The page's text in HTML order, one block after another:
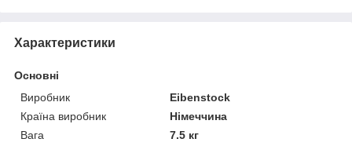
Характеристики
Основні
Виробник
Eibenstock
Країна виробник
Німеччина
Вага
7.5 кг